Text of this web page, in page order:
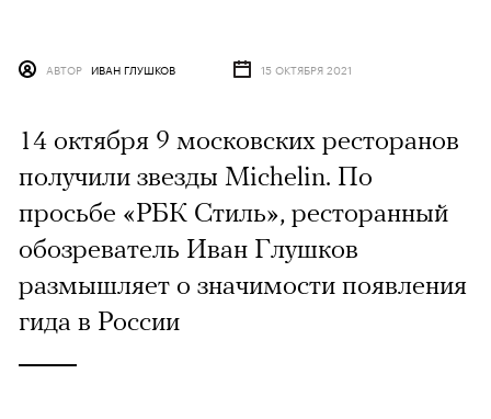
АВТОР ИВАН ГЛУШКОВ 15 ОКТЯБРЯ 2021
14 октября 9 московских ресторанов
получили звезды Michelin. По
просьбе «РБК Стиль», ресторанный
обозреватель Иван Глушков
размышляет о значимости появления
гида в России